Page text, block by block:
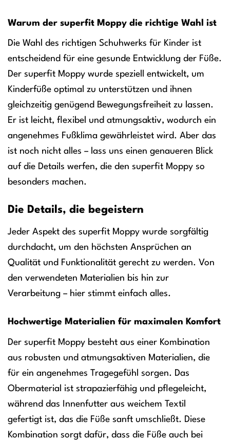
Warum der superfit Moppy die richtige Wahl ist
Die Wahl des richtigen Schuhwerks für Kinder ist
entscheidend für eine gesunde Entwicklung der Füße.
Der superfit Moppy wurde speziell entwickelt, um
Kinderfüße optimal zu unterstützen und ihnen
gleichzeitig genügend Bewegungsfreiheit zu lassen.
Er ist leicht, flexibel und atmungsaktiv, wodurch ein
angenehmes Fußklima gewährleistet wird. Aber das
ist noch nicht alles – lass uns einen genaueren Blick
auf die Details werfen, die den superfit Moppy so
besonders machen.
Die Details, die begeistern
Jeder Aspekt des superfit Moppy wurde sorgfältig
durchdacht, um den höchsten Ansprüchen an
Qualität und Funktionalität gerecht zu werden. Von
den verwendeten Materialien bis hin zur
Verarbeitung – hier stimmt einfach alles.
Hochwertige Materialien für maximalen Komfort
Der superfit Moppy besteht aus einer Kombination
aus robusten und atmungsaktiven Materialien, die
für ein angenehmes Tragegefühl sorgen. Das
Obermaterial ist strapazierfähig und pflegeleicht,
während das Innenfutter aus weichem Textil
gefertigt ist, das die Füße sanft umschließt. Diese
Kombination sorgt dafür, dass die Füße auch bei